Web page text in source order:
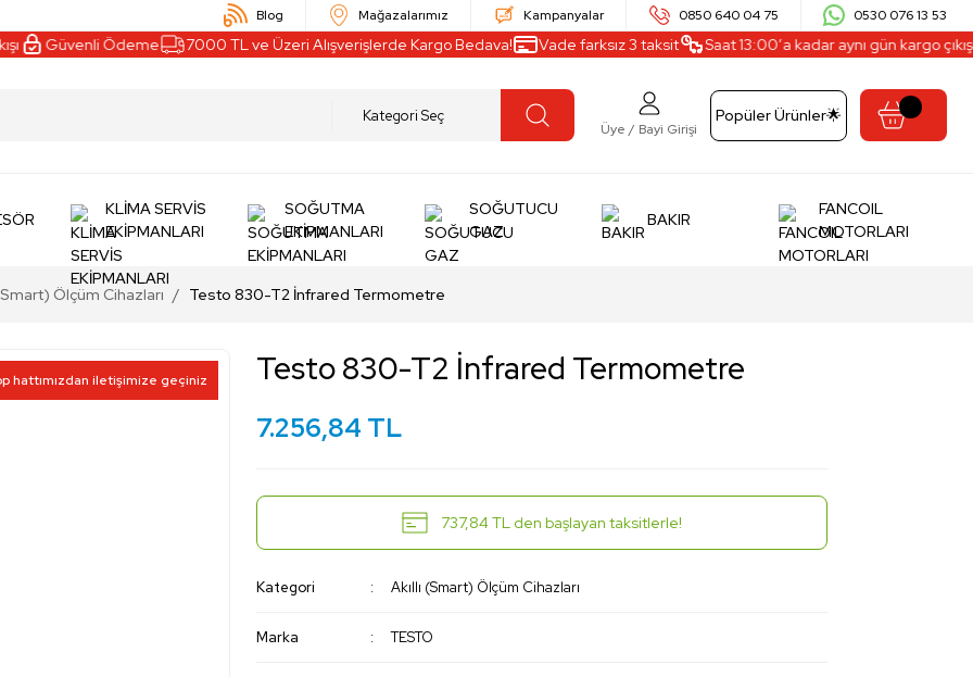
Blog Mağazalarımız Kampanyalar 0850 640 04 75 0530 076 13 53
Güvenli Ödeme 7000 TL ve Üzeri Alışverişlerde Kargo Bedava! Vade farksız 3 taksit Saat 13:00’a kadar aynı gün kargo çıkışı
Üye / Bayi Girişi
Popüler Ürünler🌟
KLİMA SERVİS
EKİPMANLARI
SOĞUTMA
EKİPMANLARI
SOĞUTUCU
GAZ
BAKIR
FANCOIL
MOTORLARI
Ölçüm Cihazları Testo 830-T2 İnfrared Termometre
hattımızdan iletişimize geçiniz Testo 830-T2 İnfrared Termometre
7.256,84 TL
737,84 TL den başlayan taksitlerle!
Kategori Akıllı (Smart) Ölçüm Cihazları
Marka TESTO